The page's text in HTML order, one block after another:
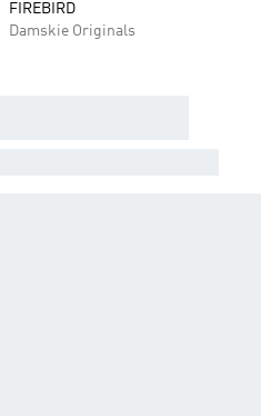
FIREBIRD
Damskie Originals